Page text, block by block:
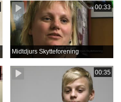
00:33
Midtdjurs Skytteforening
00:35